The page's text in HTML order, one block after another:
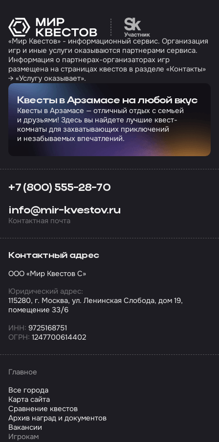
Перейти на сайт
«Мир Квестов» - информационный сервис. Организация
игр и иные услуги оказываются партнерами сервиса.
Информация о партнерах-организаторах игр
размещена на страницах квестов в разделе «Контакты»
→ «Услугу оказывает».
Квесты в Арзамасе на любой вкус
Квесты в Арзамасе — отличный отдых с семьей
и друзьями! Здесь вы найдете лучшие квест-
комнаты для захватывающих приключений
и незабываемых впечатлений.
+7 (800) 555-28-70
info@mir-kvestov.ru
Контактная почта
Контактный адрес
ООО «Мир Квестов С»
Юридический адрес:
115280, г. Москва, ул. Ленинская Слобода, дом 19,
помещение 33/6
ИНН: 9725168751
ОГРН: 1247700614402
Главное
Все города
Карта сайта
Сравнение квестов
Архив наград и документов
Вакансии
Игрокам